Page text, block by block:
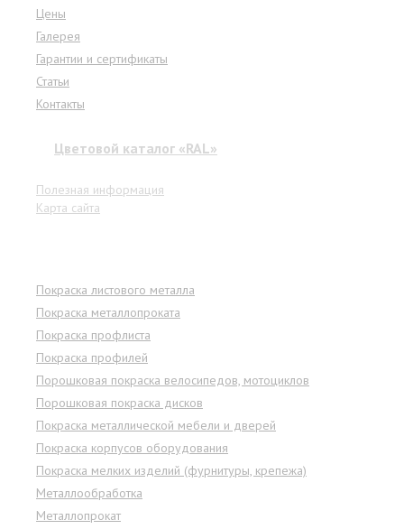
Цены
Галерея
Гарантии и сертификаты
Статьи
Контакты
Цветовой каталог «RAL»
Полезная информация
Карта сайта
Покраска листового металла
Покраска металлопроката
Покраска профлиста
Покраска профилей
Порошковая покраска велосипедов, мотоциклов
Порошковая покраска дисков
Покраска металлической мебели и дверей
Покраска корпусов оборудования
Покраска мелких изделий (фурнитуры, крепежа)
Металлообработка
Металлопрокат